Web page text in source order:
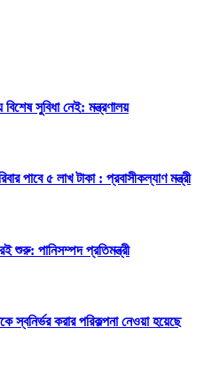
সুবিধা নেই: মন্ত্রণালয়
পাবে ৫ লাখ টাকা : প্রবাসীকল্যাণ মন্ত্রী
শুরু: পানিসম্পদ প্রতিমন্ত্রী
স্বনির্ভর করার পরিকল্পনা নেওয়া হয়েছে